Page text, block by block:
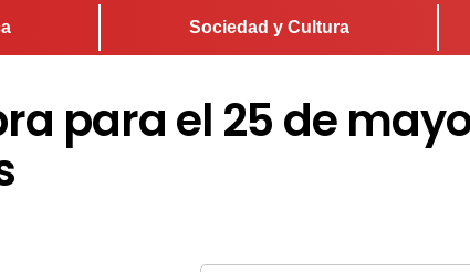
Sociedad y Cultura
para el 25 de